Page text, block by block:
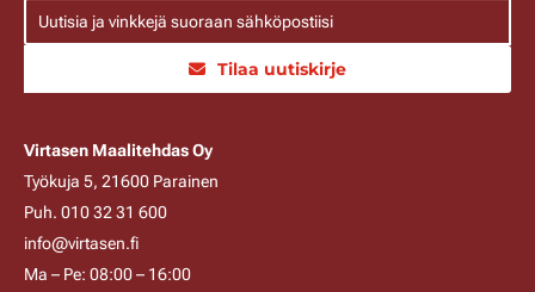
Tilaa uutiskirje
Virtasen Maalitehdas Oy
Työkuja 5, 21600 Parainen
Puh. 010 32 31 600
info@virtasen.fi
Ma – Pe: 08:00 – 16:00